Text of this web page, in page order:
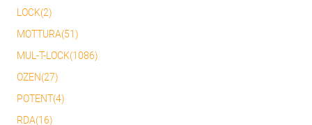
LOCK(2)
MOTTURA(51)
MUL-T-LOCK(1086)
OZEN(27)
POTENT(4)
RDA(16)